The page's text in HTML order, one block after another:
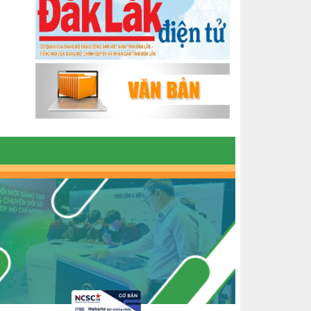
PẮC
KHỞI NGHIỆP VỚI MÔ HÌNH NUÔI ỐC
NHỒI
NHÌN LẠI HOẠT ĐỘNG KHỞI NGHIỆP
ĐẮK LẮK GIAI ĐOẠN 2018-2020